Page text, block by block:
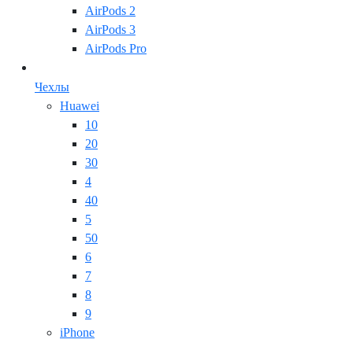
AirPods 2
AirPods 3
AirPods Pro
Чехлы
Huawei
10
20
30
4
40
5
50
6
7
8
9
iPhone